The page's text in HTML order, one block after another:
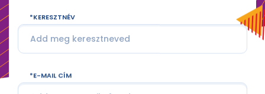
KERESZTNÉV
E-MAIL CÍM